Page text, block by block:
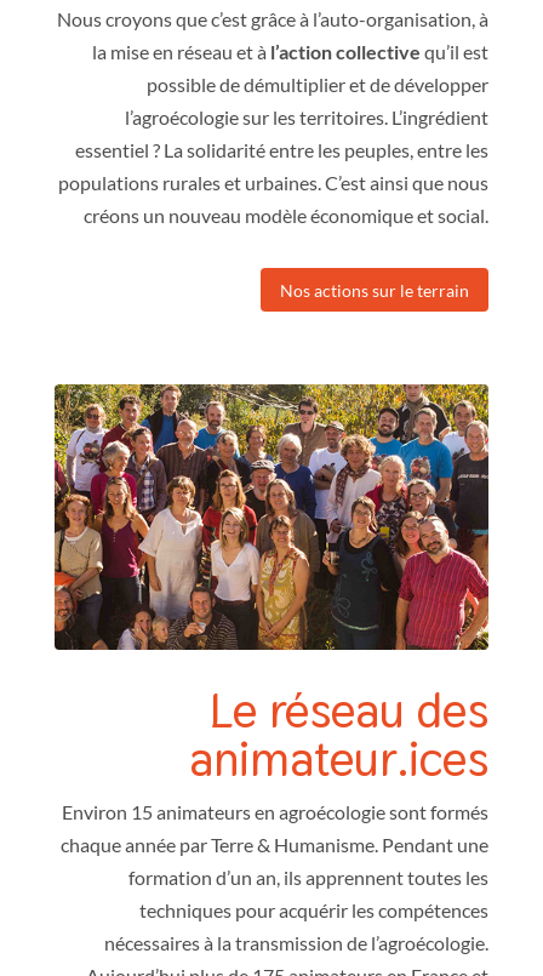
Nous croyons que c’est grâce à l’auto-organisation, à
la mise en réseau et à l’action collective qu’il est
possible de démultiplier et de développer
l’agroécologie sur les territoires. L’ingrédient
essentiel ? La solidarité entre les peuples, entre les
populations rurales et urbaines. C’est ainsi que nous
créons un nouveau modèle économique et social.
Nos actions sur le terrain
Le réseau des
animateur.ices
Environ 15 animateurs en agroécologie sont formés
chaque année par Terre & Humanisme. Pendant une
formation d’un an, ils apprennent toutes les
techniques pour acquérir les compétences
nécessaires à la transmission de l’agroécologie.